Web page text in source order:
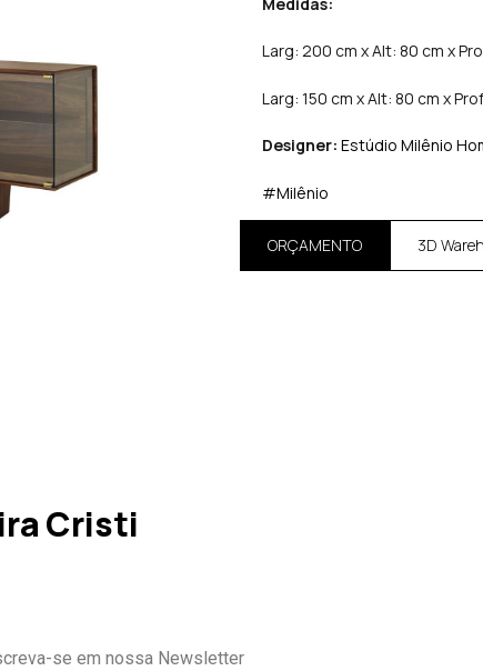
Larg: 200 cm x Alt: 80 cm x
Larg: 150 cm x Alt: 80 cm x
Designer: Estúdio Milênio
#Milênio
ORÇAMENTO 3D
Cristi
se em nossa Newsletter